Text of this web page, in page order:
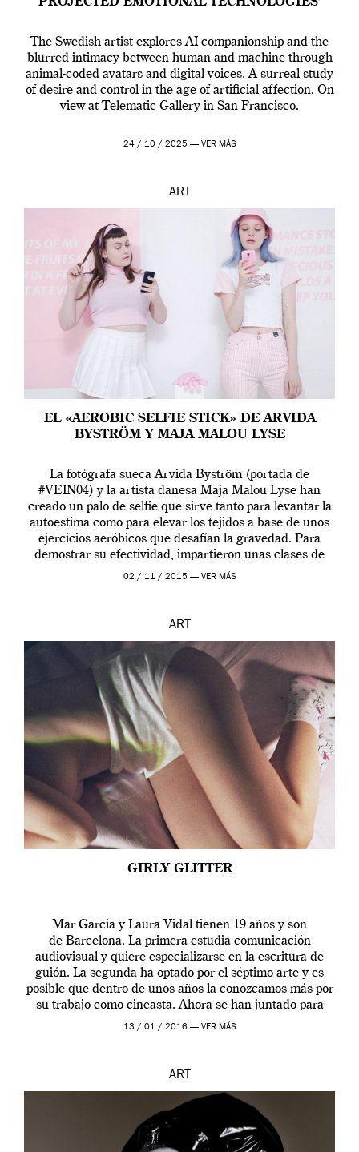
PROJECTED EMOTIONAL TECHNOLOGIES’
The Swedish artist explores AI companionship and the
blurred intimacy between human and machine through
animal-coded avatars and digital voices. A surreal study
of desire and control in the age of artificial affection. On
view at Telematic Gallery in San Francisco.
24 / 10 / 2025 — VER MÁS
ART
EL «AEROBIC SELFIE STICK» DE ARVIDA
BYSTRÖM Y MAJA MALOU LYSE
La fotógrafa sueca Arvida Byström (portada de
#VEIN04) y la artista danesa Maja Malou Lyse han
creado un palo de selfie que sirve tanto para levantar la
autoestima como para elevar los tejidos a base de unos
ejercicios aeróbicos que desafían la gravedad. Para
demostrar su efectividad, impartieron unas clases de
prueba en el Tate […]
02 / 11 / 2015 — VER MÁS
ART
GIRLY GLITTER
Mar Garcia y Laura Vidal tienen 19 años y son
de Barcelona. La primera estudia comunicación
audiovisual y quiere especializarse en la escritura de
guión. La segunda ha optado por el séptimo arte y es
posible que dentro de unos años la conozcamos más por
su trabajo como cineasta. Ahora se han juntado para
contarnos una […]
13 / 01 / 2016 — VER MÁS
ART